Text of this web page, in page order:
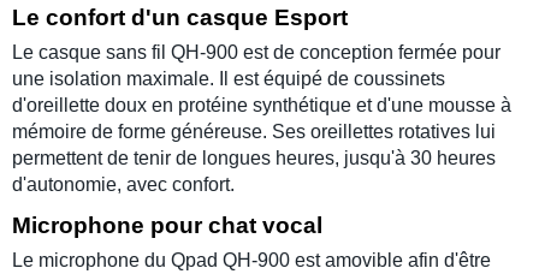
Le confort d'un casque Esport
Le casque sans fil QH-900 est de conception fermée pour
une isolation maximale. Il est équipé de coussinets
d'oreillette doux en protéine synthétique et d'une mousse à
mémoire de forme généreuse. Ses oreillettes rotatives lui
permettent de tenir de longues heures, jusqu'à 30 heures
d'autonomie, avec confort.
Microphone pour chat vocal
Le microphone du Qpad QH-900 est amovible afin d'être